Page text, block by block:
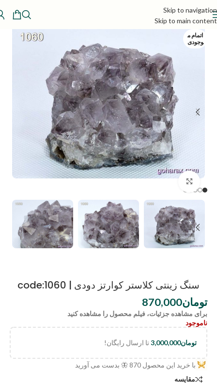
Skip to navigation
Skip to main content
اتمام م
وجودی
سنگ زینتی کلاستر کوارتز دودی | code:1060
تومان870,000
برای مشاهده جزئیات، فیلم محصول را مشاهده کنید
ناموجود
تومان3,000,000تا ارسال رایگان!
با خرید این محصول 870 🦋 بدست می آورید
مقایسه